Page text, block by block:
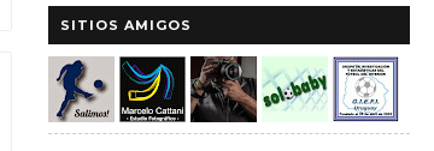
SITIOS AMIGOS